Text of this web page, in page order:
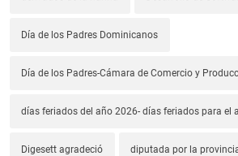
Día de los Padres Dominicanos
Día de los Padres-Cámara de Comercio y
días feriados del año 2026- días feriados para el
Digesett agradeció diputada por la